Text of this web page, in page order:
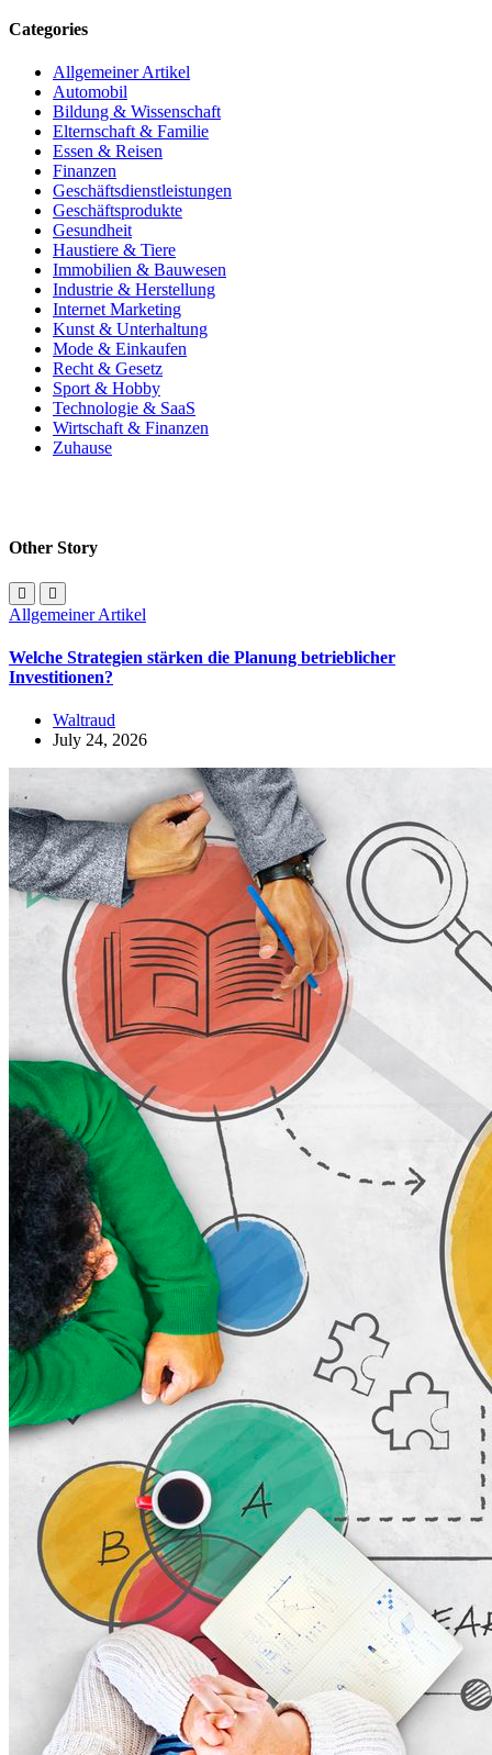
Categories
Allgemeiner Artikel
Automobil
Bildung & Wissenschaft
Elternschaft & Familie
Essen & Reisen
Finanzen
Geschäftsdienstleistungen
Geschäftsprodukte
Gesundheit
Haustiere & Tiere
Immobilien & Bauwesen
Industrie & Herstellung
Internet Marketing
Kunst & Unterhaltung
Mode & Einkaufen
Recht & Gesetz
Sport & Hobby
Technologie & SaaS
Wirtschaft & Finanzen
Zuhause
Other Story
Allgemeiner Artikel
Welche Strategien stärken die Planung betrieblicher
Investitionen?
Waltraud
July 24, 2026